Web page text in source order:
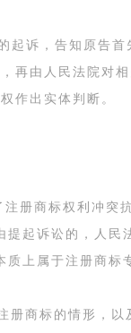
起诉，告知原告首
再由人民法院对
作出实体判断。
册商标权利冲突
起诉讼的，人民
上属于注册商标
册商标的情形，以